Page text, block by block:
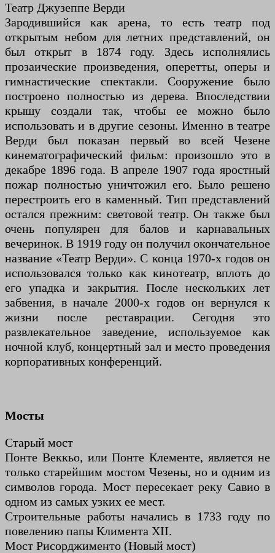
Театр Джузеппе Верди
Зародившийся как арена, то есть театр под
открытым небом для летних представлений, он
был открыт в 1874 году. Здесь исполнялись
прозаические произведения, оперетты, оперы и
гимнастические спектакли. Сооружение было
построено полностью из дерева. Впоследствии
крышу создали так, чтобы ее можно было
использовать и в другие сезоны. Именно в театре
Верди был показан первый во всей Чезене
кинематографический фильм: произошло это в
декабре 1896 года. В апреле 1907 года яростный
пожар полностью уничтожил его. Было решено
перестроить его в каменный. Тип представлений
остался прежним: световой театр. Он также был
очень популярен для балов и карнавальных
вечеринок. В 1919 году он получил окончательное
название «Театр Верди». С конца 1970-х годов он
использовался только как кинотеатр, вплоть до
его упадка и закрытия. После нескольких лет
забвения, в начале 2000-х годов он вернулся к
жизни после реставрации. Сегодня это
развлекательное заведение, используемое как
ночной клуб, концертный зал и место проведения
корпоративных конференций.
Мосты
Старый мост
Понте Веккьо, или Понте Клементе, является не
только старейшим мостом Чезены, но и одним из
символов города. Мост пересекает реку Савио в
одном из самых узких ее мест.
Строительные работы начались в 1733 году по
повелению папы Климента XII.
Мост Рисорджименто (Новый мост)